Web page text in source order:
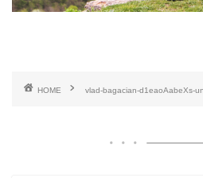
HOME vlad-bagacian-d1eaoAabeXs-